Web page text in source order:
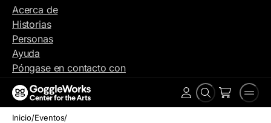
contenido
Acerca de
Historias
Personas
Ayuda
Póngase en contacto con
Buscar
en
Cuenta
Inicio/Eventos/